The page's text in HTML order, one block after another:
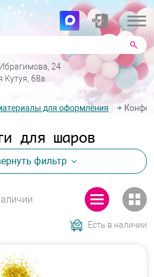
24
Кутуя, 68а
для оформления
для шаров
фильтр
Есть в наличии